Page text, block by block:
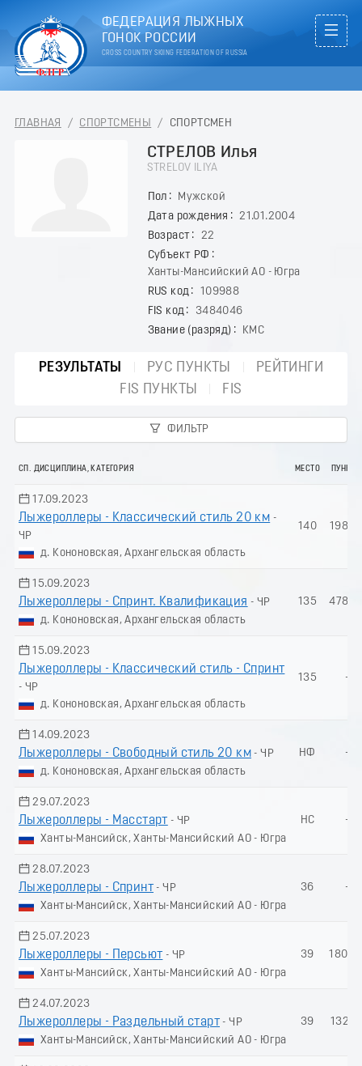
ФЕДЕРАЦИЯ ЛЫЖНЫХ
ГОНОК РОССИИ
CROSS COUNTRY SKIING FEDERATION OF RUSSIA
ГЛАВНАЯ / СПОРТСМЕНЫ / СПОРТСМЕН
СТРЕЛОВ Илья
STRELOV ILIYA
Пол
Мужской
Дата рождения
21.01.2004
Возраст
22
Субъект РФ
Ханты-Мансийский АО - Югра
RUS код
109988
FIS код
3484046
Звание (разряд)
КМС
РЕЗУЛЬТАТЫ РУС ПУНКТЫ
РЕЙТИНГИ
FIS ПУНКТЫ
FIS
ФИЛЬТР
СП. ДИСЦИПЛИНА, КАТЕГОРИЯ МЕСТО ПУНКТЫ
17.09.2023
Лыжероллеры - Классический стиль 20 км -
ЧР
д. Кононовская, Архангельская область
140
15.09.2023
Лыжероллеры - Спринт. Квалификация - ЧР
д. Кононовская, Архангельская область
135
15.09.2023
Лыжероллеры - Классический стиль - Спринт
- ЧР
д. Кононовская, Архангельская область
135 -
14.09.2023
Лыжероллеры - Свободный стиль 20 км - ЧР
д. Кононовская, Архангельская область
НФ -
29.07.2023
Лыжероллеры - Масстарт - ЧР
Ханты-Мансийск, Ханты-Мансийский АО - Югра
НС -
28.07.2023
Лыжероллеры - Спринт - ЧР
Ханты-Мансийск, Ханты-Мансийский АО - Югра
36 -
25.07.2023
Лыжероллеры - Пеpсьют - ЧР
Ханты-Мансийск, Ханты-Мансийский АО - Югра
39
24.07.2023
Лыжероллеры - Раздельный старт - ЧР
Ханты-Мансийск, Ханты-Мансийский АО - Югра
39